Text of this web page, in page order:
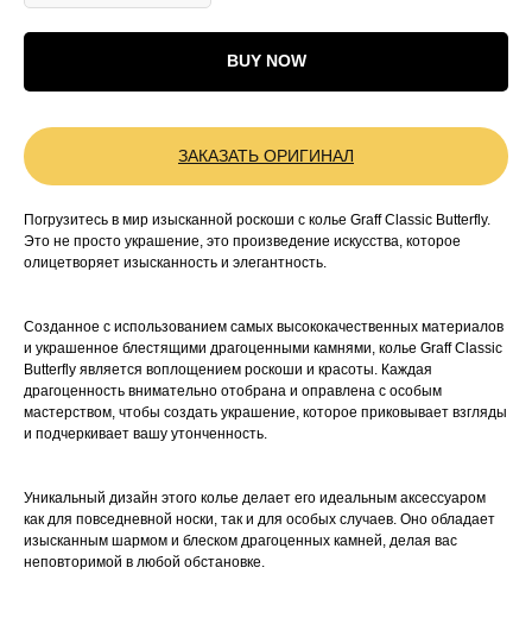
BUY NOW
ЗАКАЗАТЬ ОРИГИНАЛ
Погрузитесь в мир изысканной роскоши с колье Graff Classic Butterfly.
Это не просто украшение, это произведение искусства, которое
олицетворяет изысканность и элегантность.
Созданное с использованием самых высококачественных материалов
и украшенное блестящими драгоценными камнями, колье Graff Classic
Butterfly является воплощением роскоши и красоты. Каждая
драгоценность внимательно отобрана и оправлена с особым
мастерством, чтобы создать украшение, которое приковывает взгляды
и подчеркивает вашу утонченность.
Уникальный дизайн этого колье делает его идеальным аксессуаром
как для повседневной носки, так и для особых случаев. Оно обладает
изысканным шармом и блеском драгоценных камней, делая вас
неповторимой в любой обстановке.